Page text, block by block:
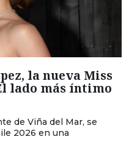
la nueva Miss
lado más íntimo
de Viña del Mar, se
2026 en una